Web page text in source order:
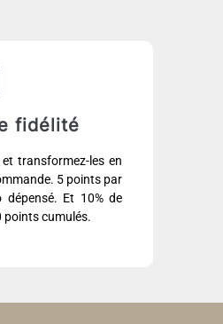
fidélité
transformez-les en
5 points par
Et 10% de
points cumulés.